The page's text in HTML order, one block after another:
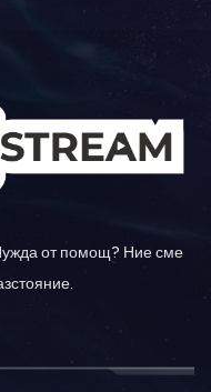
от помощ? Ние сме